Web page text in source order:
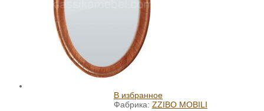
В избранное
Фабрика: ZZIBO MOBILI